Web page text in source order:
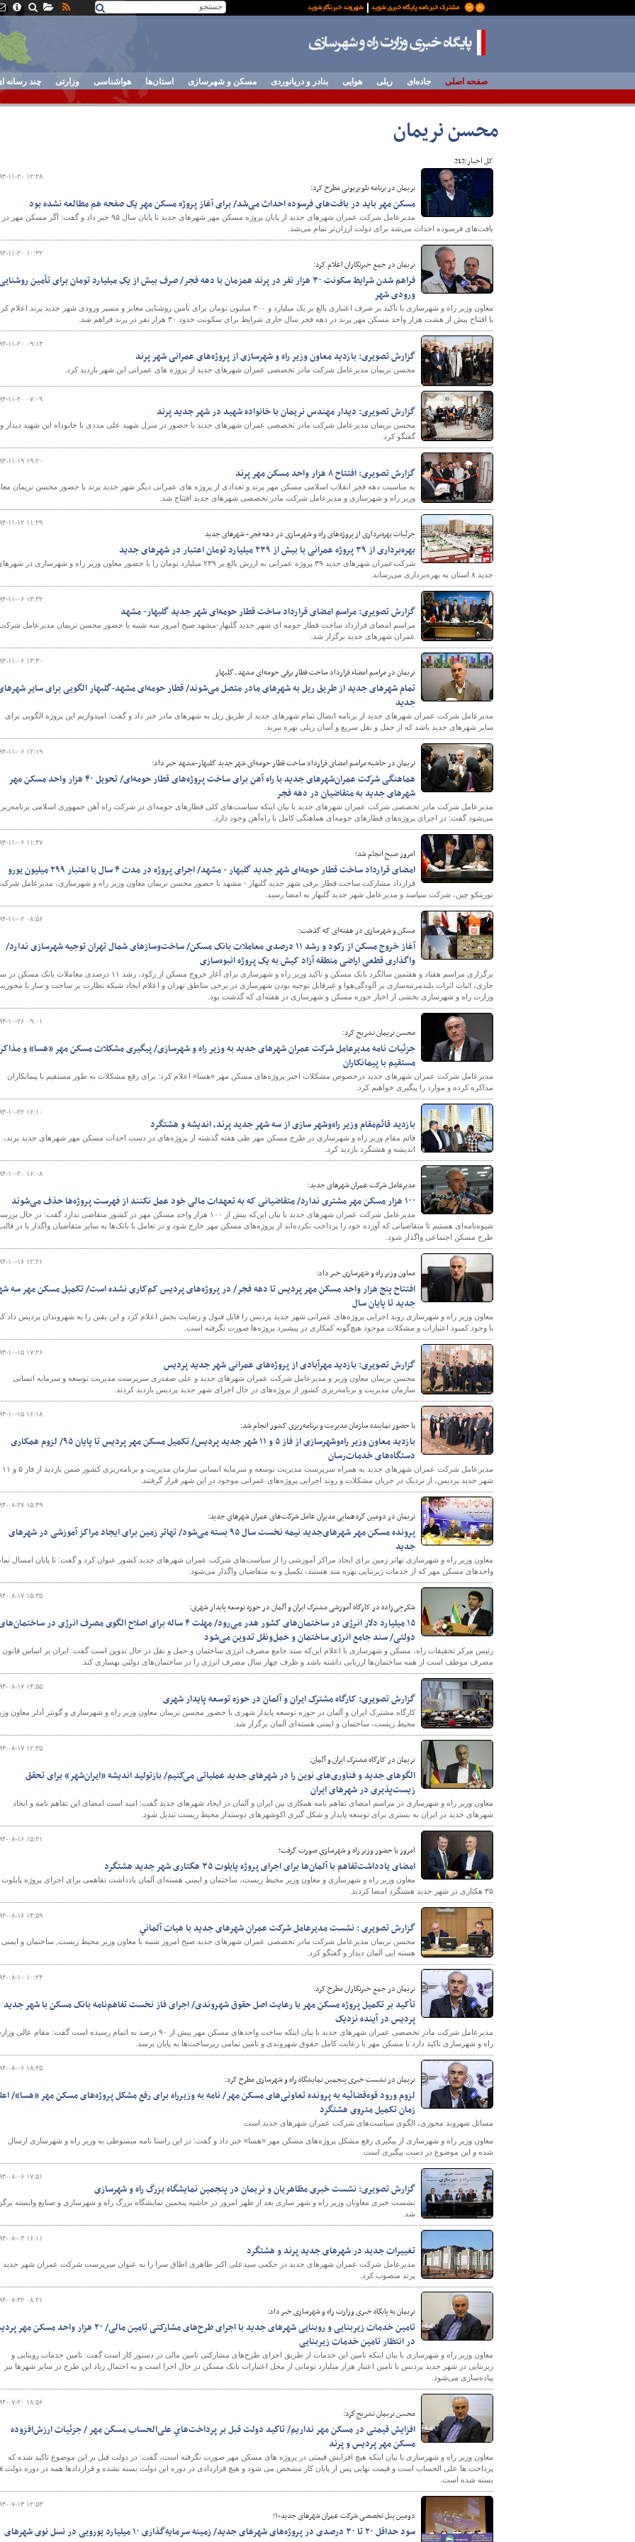
پایگاه خبری وزارت راه و
شهرسازی
صفحه اصلی جاده‌ای ریلی هوایی بنادر و دریانوردی مسکن و شهرسازی استان‌ها هواشناسی وزارتی چند رسانه
محسن نريمان
کل اخبار:212
۱۳۹۴-۱۱-۲۰
نریمان در برنامه تلویزیونی مطرح کرد:
مسکن مهر باید در بافت‌های فرسوده احداث می‌شد/ برای آغاز پروژه مسکن مهر یک صفحه هم مطالعه نشده بود
مدیرعامل شرکت عمران شهرهای جدید از پایان پروژه مسکن مهر شهرهای جدید تا پایان سال ۹۵ خبر داد و گفت: اگر مسکن مهر در
بافت‌های فرسوده احداث می‌شد برای دولت ارزان‌تر تمام می‌شد.
۱۳۹۴-۱۱-۲۰
نریمان در جمع خبرنگاران اعلام کرد:
فراهم شدن شرایط سکونت ۳۰ هزار نفر در پرند همزمان با دهه فجر/ صرف بیش از یک میلیارد تومان برای تأمین
ورودی شهر
معاون وزیر راه و شهرسازی با تأکید بر صرف اعتباری بالغ بر یک میلیارد و ۳۰۰ میلیون تومان برای تأمین روشنایی معابر و مسیر ورودی شهر جدید پرند اعلام
با افتتاح بیش از هشت هزار واحد مسکن مهر پرند در دهه فجر سال جاری شرایط برای سکونت حدود ۳۰ هزار نفر در پرند فراهم شد.
۱۳۹۴-۱۱-۲۰
گزارش تصویری: بازدید معاون وزير راه و شهرسازی از پروژه‌های عمرانی شهر پرند
محسن نریمان مدیرعامل شرکت مادر تخصصی عمران شهرهای جدید از پروژه های عمرانی این شهر بازدید کرد.
۱۳۹۴-۱۱-۲۰
گزارش تصویری: دیدار مهندس نريمان با خانواده شهید در شهر جدید پرند
محسن نریمان مدیرعامل شرکت مادر تخصصی عمران شهرهای جدید با حضور در منزل شهید علی مددی با خانوداه این شهید دیدار و
گفتگو کرد.
۱۳۹۴-۱۱-۱۹
گزارش تصویری: افتتاح ۸ هزار واحد مسکن مهر پرند
به مناسبت دهه فجر انقلاب اسلامی مسکن مهر پرند و تعدادی از پروژه های عمرانی دیگر شهر جدید پرند با حضور محسن نریمان
وزیر راه و شهرسازی و مدیرعامل شرکت مادر تخصصی شهرهای جدید افتتاح شد.
۱۳۹۴-۱۱-۱۲
جزئیات بهره‌برداری از پروژه‌های راه و شهرسازی در دهه فجر - شهرهای جدید
بهره‌برداری از ۳۹ پروژه عمرانی با بیش از ۲۳۹ میلیارد تومان اعتبار در شهرهای جدید
شرکت‌عمران شهرهای جدید ۳۹ پروژه عمرانی به ارزش بالغ بر ۲۳۹ میلیارد تومان را با حضور معاون وزیر راه و شهرسازی در
جدید ۸ استان به بهره‌برداری می‌رساند.
۱۳۹۴-۱۱-۰۶
گزارش تصویری: مراسم امضای قرارداد ساخت قطار حومه‌ای شهر جدید گلبهار- مشهد
مراسم امضای قرارداد ساخت قطار حومه ای شهر جدید گلبهار-مشهد صبح امروز سه شنبه با حضور محسن نریمان مدیرعامل
عمران شهرهای جدید برگزار شد.
۱۳۹۴-۱۱-۰۶
نریمان در مراسم امضاء قرارداد ساخت قطار برقی حومه‌ای مشهد ـ گلبهار
تمام شهرهای جدید از طریق ریل به شهرهای مادر متصل می‌شوند/ قطار حومه‌ای مشهد-گلبهار الگویی برای سایر
جدید
مدیرعامل شرکت عمران شهرهای جدید از برنامه اتصال تمام شهرهای جدید از طریق ریل به شهرهای مادر خبر داد و گفت: امیدواریم این پروژه الگویی برای
سایر شهرهای جدید باشد که از حمل و نقل سریع و آسان ریلی بهره ببرند.
۱۳۹۴-۱۱-۰۶
نریمان در حاشیه مراسم امضای قرارداد ساخت قطار حومه‌ای شهر جدید گلبهار-مشهد خبر داد:
هماهنگی شرکت عمران‌شهرهای جدید با راه آهن برای ساخت پروژه‌های قطار حومه‌ای/ تحویل ۴۰ هزار واحد مسکن مهر
شهرهای جدید به متقاضیان در دهه فجر
مدیرعامل شرکت مادر تخصصی شرکت عمران شهرهای جدید با بیان اینکه سیاست‌های کلی قطارهای حومه‌ای در شرکت راه آهن جمهوری اسلامی
می‌شود گفت: در اجرای پروژه‌های قطارهای حومه‌ای هماهنگی کامل با راه‌آهن وجود دارد.
۱۳۹۴-۱۱-۰۶
امروز صبح انجام شد؛
امضای قرارداد ساخت قطار حومه‌ای شهر جدید گلبهار - مشهد/ اجرای پروژه در مدت ۴ سال با اعتبار ۲۹۹ میلیون یورو
قرارداد مشارکت ساخت قطار برقی شهر جدید گلبهار - مشهد با حضور محسن نریمان معاون وزیر راه و شهرسازی، مدیرعامل
نورینکو چین، شرکت سپاسد و مدیرعامل شهر جدید گلبهار به امضا رسید.
۱۳۹۴-۱۱-۰۲
مسکن و شهرسازی در هفته‌ای که گذشت:
آغاز خروج مسکن از رکود و رشد ۱۱ درصدی معاملات بانک مسکن/ ساخت‌و‌سازهای شمال‌ تهران توجیه شهرسازی ندارد/
واگذاری قطعی اراضی منطقه آزاد کیش به یک پروژه انبوه‌سازی
برگزاری مراسم هفتاد و هفتمین سالگرد بانک مسکن و تاکید وزیر راه و شهرسازی برای آغاز خروج مسکن از رکود، رشد ۱۱ درصدی معاملات بانک
جاری، اثبات اثرات بلندمرتبه‌سازی بر آلودگی‌هوا و غیرقابل توجیه بودن شهرسازی در برخی مناطق تهران و اعلام ایجاد شبکه نظارت بر ساخت و ساز با
وزارت راه و شهرسازی بخشی از اخبار حوزه مسکن و شهرسازی در هفته‌ای که گذشت بود.
۱۳۹۴-۱۰-۲۶
محسن نریمان تشریح کرد:
جزئیات نامه مدیرعامل شرکت عمران شهرهای جدید به وزیر راه و شهرسازی/ پیگیری مشکلات مسکن مهر «هسا» و
مستقیم با پیمانکاران
مدیرعامل شرکت عمران شهرهای جدید درخصوص مشکلات اخیر پروژه‌های مسکن مهر «هسا» اعلام کرد: برای رفع مشکلات به طور مستقیم با پیمانکاران
مذاکره کرده و موارد را پیگیری خواهیم کرد.
۱۳۹۴-۱۰-۲۲
بازديد قائم‌مقام وزير راه‌و‌شهر سازی از سه شهر جديد پرند، اندیشه و هشتگرد
قائم مقام وزیر راه و شهرسازی در طرح مسکن مهر طی هفته گذشته از پروژه‌های در دست احداث مسکن مهر شهرهای جدید پرند،
اندیشه و هشتگرد بازدید کرد.
۱۳۹۴-۱۰-۲۰
مدیرعامل شرکت عمران شهرهای جدید:
۱۰۰ هزار مسکن مهر مشتری ندارد/ متقاضیانی که به تعهدات مالی خود عمل نکنند از فهرست پروژه‌ها حذف می‌شوند
مديرعامل شرکت عمران شهرهای جديد با بیان این‌که بيش از ۱۰۰ هزار واحد مسکن مهر در کشور متقاضی ندارد گفت: در حال
شیوه‌نامه‌ای هستیم تا متقاضیانی که آورده خود را پرداخت نکرده‌اند از پروژه‌های مسکن مهر خارج شود و در تعامل با بانک‌ها به سایر متقاضیان واگذار یا در
طرح مسکن اجتماعی واگذار شود.
۱۳۹۴-۱۰-۱۶
معاون وزیر راه و شهرسازی خبر داد:
افتتاح پنج‌ هزار واحد مسکن مهر پردیس تا دهه فجر/ در پروژه‌های پردیس کم‌کاری نشده است/ تکمیل مسکن مهر سه
جدید تا پایان سال
معاون وزیر راه و شهرسازی روند اجرایی پروژه‌های عمرانی شهر جدید پردیس را قابل قبول و رضایت بخش اعلام کرد و این یقین را به شهروندان پردیس داد
با وجود کمبود اعتبارات و مشکلات موجود هیچ‌گونه کمکاری در پیشبرد پروژه‌ها صورت نگرفته است.
۱۳۹۴-۱۰-۱۵
گزارش تصویری:‌ بازدید مهرآبادی از پروژه‌های عمرانی شهر جدید پردیس
محسن نریمان معاون وزیر و مدیرعامل شرکت عمران شهرهای جدید و علی صفدری سرپرست مدیریت توسعه و سرمایه انسانی
سازمان مدیریت و برنامه‌ریزی کشور از پروژه‌های در حال اجرای شهر جدید پردیس بازدید کردند.
۱۳۹۴-۱۰-۱۵
با حضور نماینده سازمان مدیریت و برنامه‌ریزی کشور انجام شد:
بازدید معاون وزیر راه‌و‌شهرسازی از فاز ۵ و ۱۱ شهر جدید پردیس/ تکمیل مسکن مهر پردیس تا پایان ۹۵/ لزوم همکاری
دستگاه‌های خدمات‌رسان
مدیرعامل شرکت عمران شهرهای جدید به همراه سرپرست مدیریت توسعه و سرمایه انسانی سازمان مدیریت و برنامه‌ریزی کشور ضمن بازدید از فاز ۵ و ۱۱
شهر جدید پردیس، از نزدیک در جریان مشکلات و روند اجرایی پروژه‌های عمرانی موجود در این شهر قرار گرفتند.
۱۳۹۴-۰۸-۲۷
نریمان در دومین گردهمایی مدیران عامل شرکت‌های عمران شهرهای جدید:
پرونده مسکن مهر شهرهای‌جدید نیمه نخست سال ۹۵ بسته می‌شود/ تهاتر زمین برای ایجاد مراکز آموزشی در شهرهای
جدید
معاون وزیر راه و شهرسازی تهاتر زمین برای ایجاد مراکز آموزشی را از سیاست‌های شرکت عمران شهرهای جدید کشور عنوان کرد و گفت: تا پایان امسال
واحدهای مسکن مهر که از خدمات زیربنایی بهره مند هستند، تکمیل و به متقاضیان واگذار می‌شود.
۱۳۹۴-۰۸-۱۷
شکرچی‌زاده در کارگاه آموزشی مشترک ایران و آلمان در حوزه توسعه پایدار شهری:
۱۵ میلیارد دلار انرژی در ساختمان‌های کشور هدر می‌رود/ مهلت ۴ ساله برای اصلاح الگوی مصرف انرژی در
دولتی/ سند جامع انرژی ساختمان و حمل‌ونقل تدوین می‌شود
رئیس مرکز تحقیقات راه، مسکن و شهرسازی با اعلام این‌که سند جامع مصرف انرژی ساختمان و حمل و نقل در حال تدوین است گفت: ایران بر اساس قانون
مصرف موظف است از همه ساختمان‌ها ارزیابی داشته باشد و ظرف چهار سال مصرف انرژی را در ساختمان‌های دولتی بهسازی کند.
۱۳۹۴-۰۸-۱۷
گزارش تصویری: کارگاه مشترک ایران و آلمان در حوزه توسعه پایدار شهری
کارگاه مشترک ایران و آلمان در حوزه توسعه پایدار شهری با حضور محسن نریمان معاون وزیر راه و شهرسازی و گونتر آدلر معاون
محیط زیست، ساختمان و ایمنی هسته‌ای آلمان برگزار شد.
۱۳۹۴-۰۸-۱۷
نریمان در کارگاه مشترک ایران و آلمان:
الگوهای جدید و فناوری‌های نوین را در شهرهای جدید عملیاتی می‌کنیم/ بازتولید اندیشه «ایران‌شهر» برای تحقق
زیست‌پذیری در شهرهای ایران
معاون وزیر راه و شهرسازی در مراسم امضای تفاهم نامه همکاری بین ایران و آلمان در ایجاد شهرهای جدید گفت: امید است امضای این تفاهم نامه و ایجاد
شهرهای جدید در ایران به بستری برای توسعه پایدار و شکل گیری اکوشهرهای دوستدار محیط زیست تبدیل شود.
۱۳۹۴-۰۸-۱۶
امروز با حضور وزير راه و شهرسازي صورت گرفت؛
امضای يادداشت‌تفاهم با آلمان‌ها برای اجرای پروژه پایلوت ۳۵ هكتاری شهر جدید هشتگرد
معاون وزیر راه و شهرسازی و معاون وزیر محیط زیست، ساختمان و ایمنی هسته‌ای آلمان یادداشت تفاهمی برای اجرای پروژه پایلوت
۳۵ هكتاری در شهر جدید هشتگرد امضا کردند.
۱۳۹۴-۰۸-۱۶
گزارش تصویری : نشست مدیرعامل شرکت عمران شهرهای جدید با هيات آلماني
محسن نریمان مدیرعامل شرکت مادر تخصصی عمران شهرهای جدید صبح امروز شنبه با معاون وزیر محیط زیست, ساختمان و ایمنی
هسته ایی آلمان دیدار و گفتگو کرد.
۱۳۹۴-۰۸-۱۰
نریمان در جمع خبرنگاران مطرح کرد:
تأکید بر تکمیل پروژه مسکن مهر با رعایت اصل حقوق شهروندی/ اجرای فاز نخست تفاهم‌نامه بانک مسکن با شهر جدید
پردیس در آینده نزدیک
مدیرعامل شرکت مادر تخصصی عمران شهرهای جدید با بیان اینکه ساخت واحد‌های مسکن مهر بیش از ۹۰ درصد به اتمام رسیده است گفت: مقام عالی
راه و شهرسازی تاکید دارد تا مسکن مهر با رعایت کامل حقوق شهروندی و تامین تمامی زیرساخت‌ها به پایان برسد.
۱۳۹۴-۰۸-۰۶
نریمان در نشست خبری پنجمین نمایشگاه راه و شهرسازی مطرح کرد:
لزوم ورود قوه‌قضائيه به پرونده تعاونی‌های مسکن مهر/ نامه به وزیرراه برای رفع مشکل پروژه‌های مسکن مهر «هسا»/
زمان تکمیل متروی هشتگرد
مسائل شهروند محوری، الگوی سیاست‌های شرکت عمران شهرهای جدید است
معاون وزیر راه و شهرسازی از پیگیری رفع مشکل پروژه‌های مسکن مهر «هسا» خبر داد و گفت: در این راستا نامه مبسوطی به وزیر راه و شهرسازی ارسال
شده و این موضوع در دست پیگیری است.
۱۳۹۴-۰۸-۰۶
گزارش تصویری: نشست خبری مظاهريان و نريمان در پنجمين نمایشگاه بزرگ راه و شهرسازی
نشست خبری معاونان وزیر راه و شهر سازی بعد از ظهر امروز در حاشیه پنجمين نمایشگاه بزرگ راه و شهرسازی و صنایع وابسته
شد.
۱۳۹۴-۰۸-۰۳
تغییرات جديد در شهرهای جدید پرند و هشتگرد
مدیرعامل شرکت عمران شهرهای جدید در حکمی سیدعلی اکبر طاهری اطاق سرا را به عنوان سرپرست شرکت عمران شهر جدید
پرند منصوب کرد.
۱۳۹۴-۰۷-۲۲
نریمان به پایگاه خبری وزارت راه و شهرسازی خبر داد:
تامین خدمات زیربنایی و روبنایی شهرهای جدید با اجرای طرح‌های مشارکتی تامین مالی/ ۲۰ هزار واحد
در انتظار تامین خدمات زیربنایی
معاون وزیر راه و شهرسازی با بیان اینکه تامین این خدمات از طریق اجرای طرح‌های مشارکتی تامین مالی در دستور کار است گفت: تامین خدمات روبنایی و
زیربنایی در شهر جدید پردیس با تامین اعتبار هزار میلیارد تومانی از محل اعتبارات بانک مسکن در حال اجرا است و به احتمال زیاد این طرح در سایر شهرها نیز
پیاده‌سازی می‌شود.
۱۳۹۴-۰۷-۲۰
محسن نريمان تشريح كرد:
افزایش قیمتی در مسکن مهر نداریم/ تاكيد دولت قبل بر پرداخت‌هاي علی‌الحساب مسكن مهر / جزئيات ارزش‌افزوده
مسکن مهر پردیس و پرند
معاون وزیر راه و شهرسازی با بیان اینکه هیچ افزایش قیمتی در پروژه های مسکن مهر صورت نگرفته است، گفت: در دولت قبل بر این موضوع تاکید شده که
پرداخت ها علی الحساب است و قیمت نهایی پس از پایان کار مشخص می شود و هیچ قراردادی در دوره این دولت بسته نشده و قراردادها همه در دوره دولت
بسته شده است.
۱۳۹۴-۰۷-۱۳
دومین پنل تخصصی شرکت عمران شهرهای جدید-۱؛
سود حداقل ۲۰ تا ۳۰ درصدی در پروژه‌های شهرهای جدید/ زمینه سرمایه‌گذاری ۱۰ میلیارد یورویی در نسل نوی شهرهای